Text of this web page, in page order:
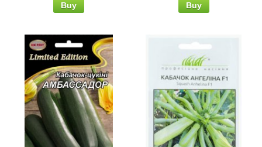
Buy Buy
Семена кукурузы
Семена лука
Семена микрозелени
Семена моркови
Семена огурцов
Протравители
Полиэтиленовая пленка
Прилипатели
Универсальные средства защиты
Удобрения
лист»
Удобрения «Чистый лист» кристаллические
20 г
Удобрения «Авангард»
Удобрения «Сударушка», «Рязаночка»
Семена свеклы в профессиональной
упаковке
Семена редиса в профессиональной
упаковке